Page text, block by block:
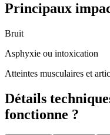
Principaux
Bruit
Asphyxie ou intoxication
Atteintes musculaires et
Détails
fonctionne ?